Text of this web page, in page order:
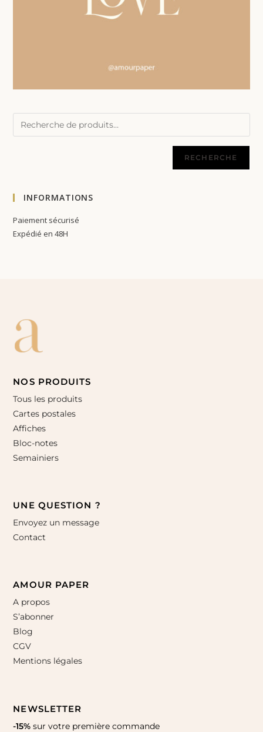
RECHERCHE
INFORMATIONS
Paiement sécurisé
Expédié en 48H
NOS PRODUITS
Tous les produits
Cartes postales
Affiches
Bloc-notes
Semainiers
UNE QUESTION ?
Envoyez un message
Contact
AMOUR PAPER
A propos
S’abonner
Blog
CGV
Mentions légales
NEWSLETTER
-15% sur votre première commande